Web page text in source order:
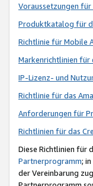
Voraussetzungen
Produktkatalog für
Richtlinie für Mobile
Markenrichtlinien für
IP-Lizenz- und
Richtlinie für das
Anforderungen für
Richtlinien für das
Diese Richtlinien für
Partnerprogramm;
der Vereinbarung